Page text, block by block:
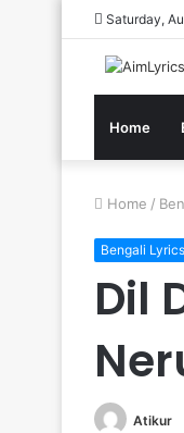
Saturday,
Home
Home /
Bengali Lyrics
Dil
Atikur